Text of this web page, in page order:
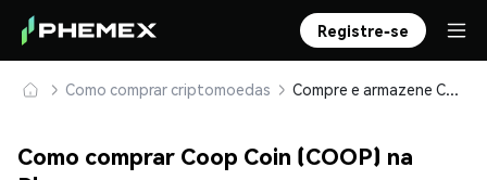
Registre-se
Como comprar criptomoedas Compre e armazene Coop Coin (COOP) com segurança
Como comprar Coop Coin (COOP) na